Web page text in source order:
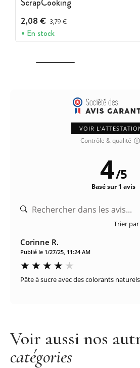
2,08 € Prix avant réduction :
3,79 €
En stock
VOIR
Contrôle & qualité
4/5
Basé sur 1 avis
Trier par
Corinne R.
Publié le 1/27/25, 11:24 AM
Pâte à sucre avec des colorants
Voir aussi nos
catégories